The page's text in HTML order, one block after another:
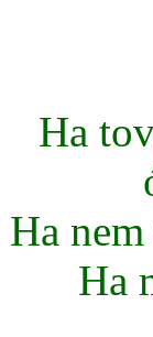
Ha
Ha
Ha